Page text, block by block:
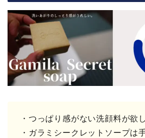
・つっぱり感がない洗顔料が欲
・ガラミシークレットソープは